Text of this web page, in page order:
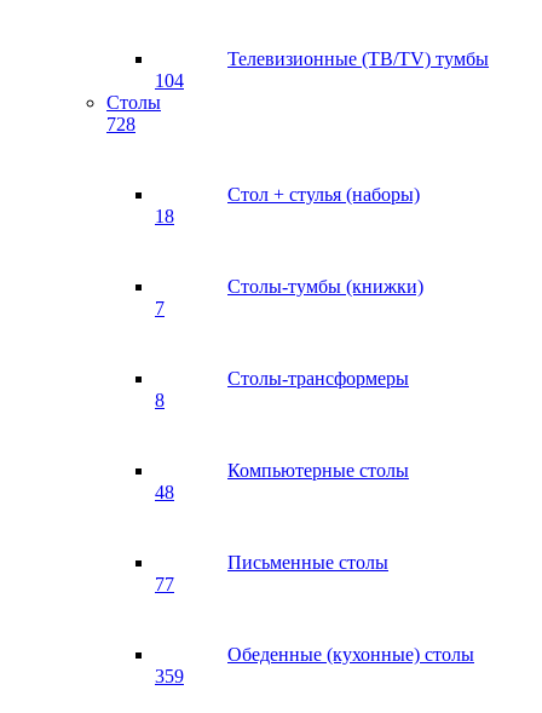
Телевизионные (ТВ/TV) тумбы
104
Столы
728
Стол + стулья (наборы)
18
Столы-тумбы (книжки)
7
Столы-трансформеры
8
Компьютерные столы
48
Письменные столы
77
Обеденные (кухонные) столы
359